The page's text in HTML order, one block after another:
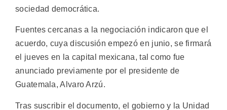
sociedad democrática.
Fuentes cercanas a la negociación indicaron que el
acuerdo, cuya discusión empezó en junio, se firmará
el jueves en la capital mexicana, tal como fue
anunciado previamente por el presidente de
Guatemala, Alvaro Arzú.
Tras suscribir el documento, el gobierno y la Unidad